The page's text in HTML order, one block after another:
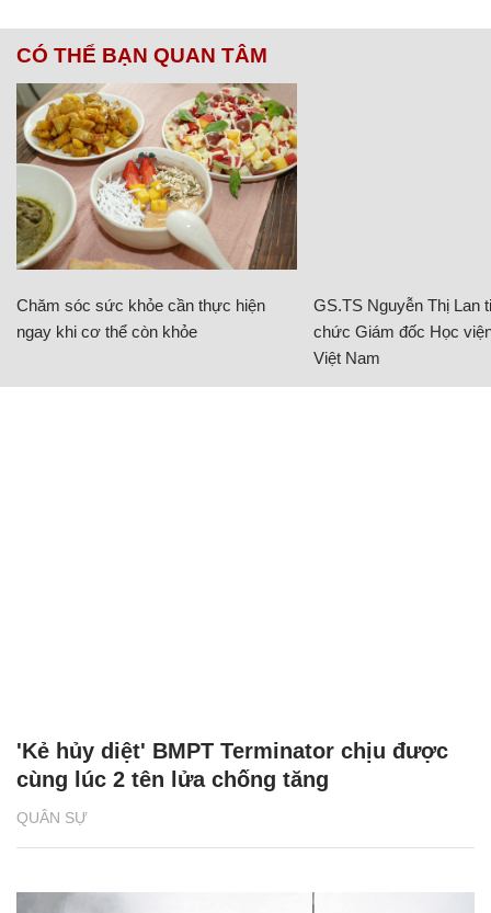
CÓ THỂ BẠN QUAN TÂM
Chăm sóc sức khỏe cần thực hiện
ngay khi cơ thể còn khỏe
GS.TS Nguyễn Thị Lan
chức Giám đốc Học
Việt Nam
QUÂN SỰ
'Kẻ hủy diệt' BMPT Terminator chịu được
cùng lúc 2 tên lửa chống tăng